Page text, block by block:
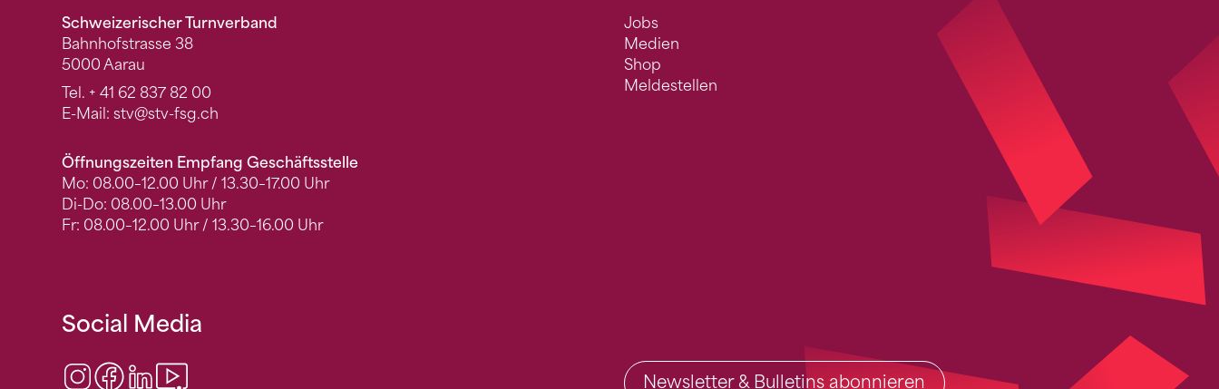
Schweizerischer Turnverband
Bahnhofstrasse 38
5000 Aarau
Tel. + 41 62 837 82 00
E-Mail: stv@stv-fsg.ch
Öffnungszeiten Empfang Geschäftsstelle
Mo: 08.00–12.00 Uhr / 13.30–17.00 Uhr
Di-Do: 08.00–13.00 Uhr
Fr: 08.00–12.00 Uhr / 13.30–16.00 Uhr
Jobs
Medien
Shop
Meldestellen
Social Media
Instagram
Facebook
LinkedIn Newsletter & Bulletins abonnieren